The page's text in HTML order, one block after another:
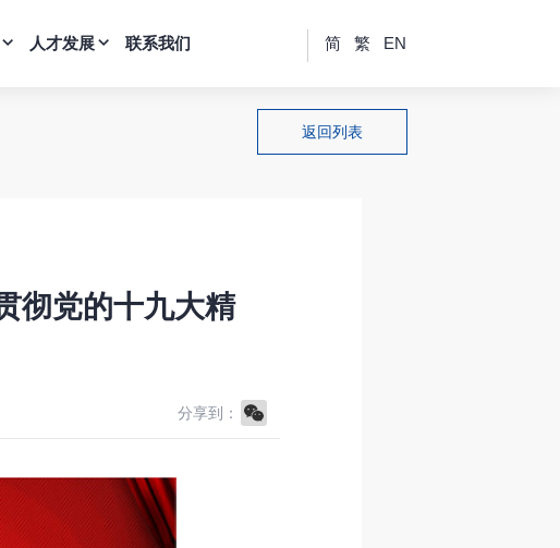
人才发展 联系我们 简 繁 EN
返回列表
彻党的十九大精
分享到：